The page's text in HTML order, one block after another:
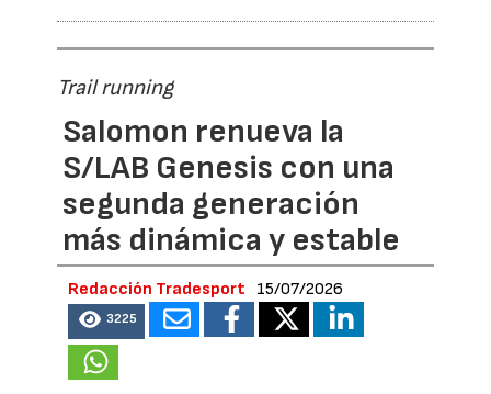
Trail running
Salomon renueva la
S/LAB Genesis con una
segunda generación
más dinámica y estable
Redacción Tradesport 15/07/2026
3225